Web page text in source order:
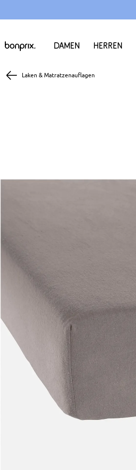
Damen Herren
Laken & Matratzenauflagen